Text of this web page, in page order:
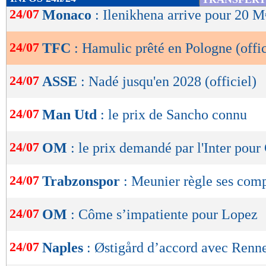
de
OK
24/07 Monaco : Ilenikhena arrive pour 20
24/07 TFC : Hamulic prêté en Pologne
24/07 ASSE : Nadé jusqu'en 2028 (officiel)
24/07 Man Utd : le prix de Sancho connu
24/07 OM : le prix demandé par l'Inter pour
24/07 Trabzonspor : Meunier règle ses
24/07 OM : Côme s’impatiente pour Lopez
24/07 Naples : Østigård d’accord avec